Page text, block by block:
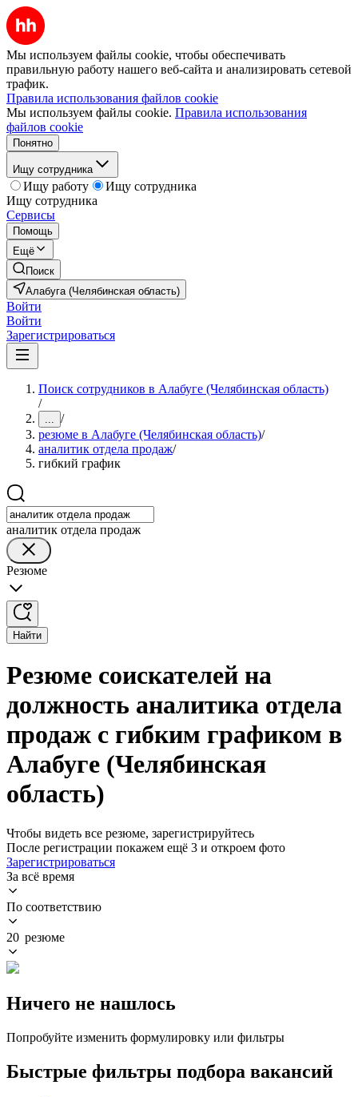
Мы используем файлы cookie, чтобы обеспечивать
правильную работу нашего веб-сайта и анализировать сетевой
трафик.
Правила использования файлов cookie
Мы используем файлы cookie. Правила использования
файлов cookie
Понятно
Ищу сотрудника
Ищу работу
Ищу сотрудника
Ищу сотрудника
Сервисы
Помощь
Ещё
Поиск
Алабуга (Челябинская область)
Войти
Войти
Зарегистрироваться
Поиск сотрудников в Алабуге (Челябинская область)
/
... /
резюме в Алабуге (Челябинская область)/
аналитик отдела продаж/
гибкий график
аналитик отдела продаж
Резюме
Найти
Резюме соискателей на
должность аналитика отдела
продаж с гибким графиком в
Алабуге (Челябинская
область)
Чтобы видеть все резюме, зарегистрируйтесь
После регистрации покажем ещё 3 и откроем фото
Зарегистрироваться
За всё время
По соответствию
20 резюме
Ничего не нашлось
Попробуйте изменить формулировку или фильтры
Быстрые фильтры подбора вакансий